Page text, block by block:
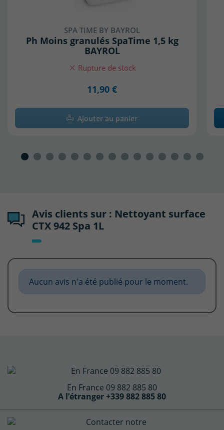
SPA TIME BY BAYROL
Ph Moins granulés SpaTime 1,5 kg
BAYROL
Rupture de stock
11,90 €
Ajouter au panier
Avis clients sur : Nettoyant surface
CTX 942 Spa 1L
Aucun avis n'a été publié pour le moment.
En France 09 882 885 80
A l’étranger +339 882 885 80